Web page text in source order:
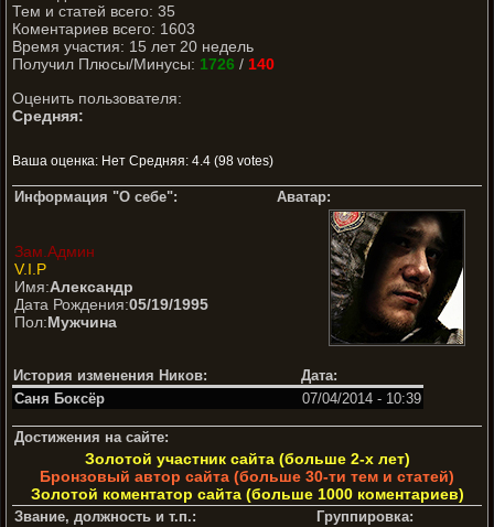
Тем и статей всего: 35
Коментариев всего: 1603
Время участия: 15 лет 20 недель
Получил Плюсы/Минусы: 1726 / 140
Оценить пользователя:
Средняя:
Ваша оценка: Нет Средняя: 4.4 (98 votes)
Информация "О себе": Аватар:
Зам.Админ
V.I.P
Имя:Александр
Дата Рождения:05/19/1995
Пол:Мужчина
История изменения Ников:
Дата:
Саня Боксёр
07/04/2014 - 10:39
Достижения на сайте:
Золотой участник сайта (больше 2-х лет)
Бронзовый автор сайта (больше 30-ти тем и статей)
Золотой коментатор сайта (больше 1000 коментариев)
Звание, должность и т.п.: Группировка: